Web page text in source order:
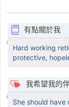
有點關於我
Hard working
protective,
我希望我的
She should